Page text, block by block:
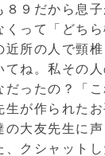
８９だから息
くって「どち
所の人で頸
てね。私その
だったの？「
生が作られた
大友先生に
、クシャット